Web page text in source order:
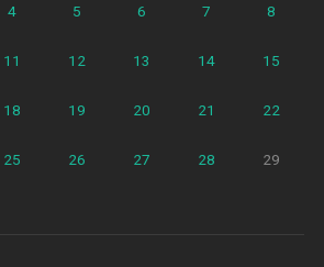
4 5 6 7 8
11 12 13 14 15
18 19 20 21 22
25 26 27 28 29